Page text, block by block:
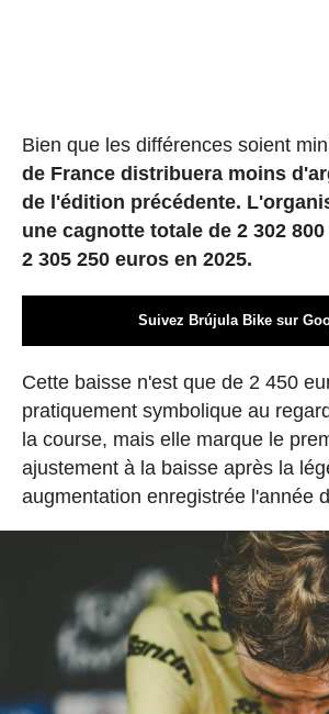
Bien que les différences soient
de France distribuera moins
de l'édition précédente.
une cagnotte totale de 2 302
2 305 250 euros en 2025.
Suivez Brújula Bike sur
Cette baisse n'est que de 2 450
pratiquement symbolique au
la course, mais elle marque le
ajustement à la baisse après la
augmentation enregistrée l'année